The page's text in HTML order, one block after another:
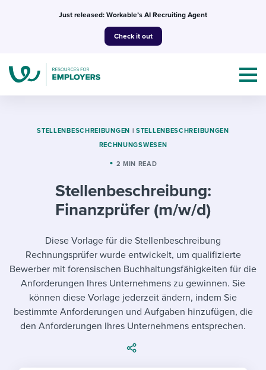
Just released: Workable’s AI Recruiting Agent
Check it out
Topics
Mobilizing AI in my work
Evaluating candidates
Working together with others
Maintaining hiring pipelines
Developing & retaining people
Templates & Guides
Job description templates
Interview question templates
Policy templates
Onboarding checklists
I’m a jobseeker
I WANT TO LEARN ABOUT...
Applying for a job
Interview process
Pay & benefits
Attend webinars & events
Workable customer stories
Explore Workable
STELLENBESCHREIBUNGEN | STELLENBESCHREIBUNGEN
RECHNUNGSWESEN
2 MIN READ
Stellenbeschreibung:
Finanzprüfer (m/w/d)
Diese Vorlage für die Stellenbeschreibung
Rechnungsprüfer wurde entwickelt, um qualifizierte
Bewerber mit forensischen Buchhaltungsfähigkeiten für die
Anforderungen Ihres Unternehmens zu gewinnen. Sie
können diese Vorlage jederzeit ändern, indem Sie
bestimmte Anforderungen und Aufgaben hinzufügen, die
den Anforderungen Ihres Unternehmens entsprechen.